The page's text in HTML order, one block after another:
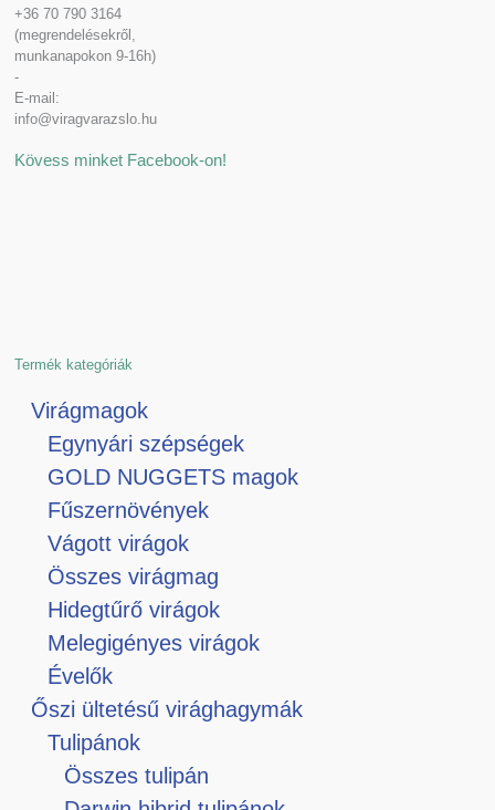
+36 70 790 3164
(megrendelésekről,
munkanapokon 9-16h)
-
E-mail:
info@viragvarazslo.hu
Kövess minket Facebook-on!
Termék kategóriák
Virágmagok
Egynyári szépségek
GOLD NUGGETS magok
Fűszernövények
Vágott virágok
Összes virágmag
Hidegtűrő virágok
Melegigényes virágok
Évelők
Őszi ültetésű virághagymák
Tulipánok
Összes tulipán